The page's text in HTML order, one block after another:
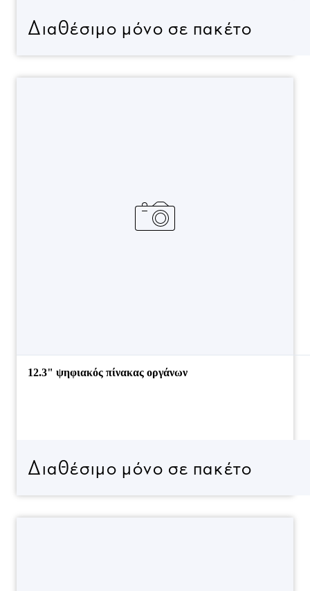
Διαθέσιμο μόνο σε πακέτο
12.3" ψηφιακός πίνακας οργάνων
Διαθέσιμο μόνο σε πακέτο